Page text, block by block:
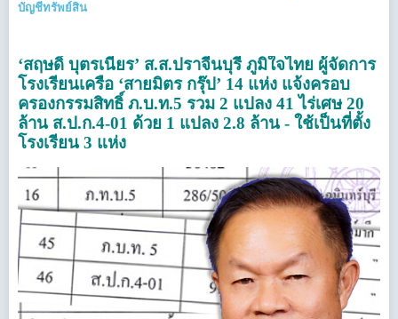
บัญชีทรัพย์สิน
‘สฤษดิ์ บุตรเนียร’ ส.ส.ปราจีนบุรี ภูมิใจไทย ผู้จัดการ
โรงเรียนเครือ ‘สายมิตร กรุ๊ป’ 14 แห่ง แจ้งครอบ
ครองกรรมสิทธิ์ ภ.บ.ท.5 รวม 2 แปลง 41 ไร่เศษ 20
ล้าน ส.ป.ก.4-01 ด้วย 1 แปลง 2.8 ล้าน - ใช้เป็นที่ตั้ง
โรงเรียน 3 แห่ง